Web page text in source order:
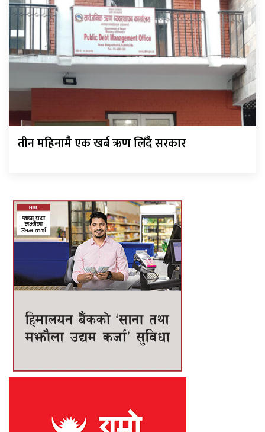
तीन महिनामै एक खर्ब ऋण लिँदै सरकार